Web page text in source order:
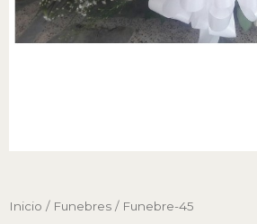
Inicio / Funebres / Funebre-45